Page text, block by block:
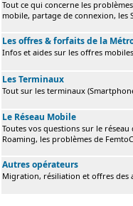
Tout ce qui concerne les
mobile, partage de connexion, les
Les offres & forfaits de la
Infos et aides sur les offres
Les Terminaux
Tout sur les terminaux
Le Réseau Mobile
Toutes vos questions sur le
Roaming, les problèmes de
Autres opérateurs
Migration, résiliation et offres des